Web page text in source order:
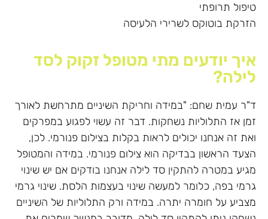
טיפול תרופתי
הזרקת בוטוקס לשרירי הלעיסה
איך יודעים מתי מטופל זקוק לסד
לילה?
ד"ר עמית שחם: "במידה וחריקת השיניים מתרחשת לאורך
זמן אז התלוליות נשחקות. דבר זה עשוי לפגוע במפרקים
ואת זה אנחנו יכולים לראות בקלות בצילום פנורמי. לכן,
הצעד הראשון בבדיקה הוא צילום פנורמי. במידה והמטופל
מגיע במטרה להתקין סד לילה אנחנו בודקים אם יש שינוי
גרמי בפה, כלומר למעשה שינוי בעצמות הלסת. שינוי גרמי
מצביע על חומרה יתרה. במידה ורק התלוליות של השיניים